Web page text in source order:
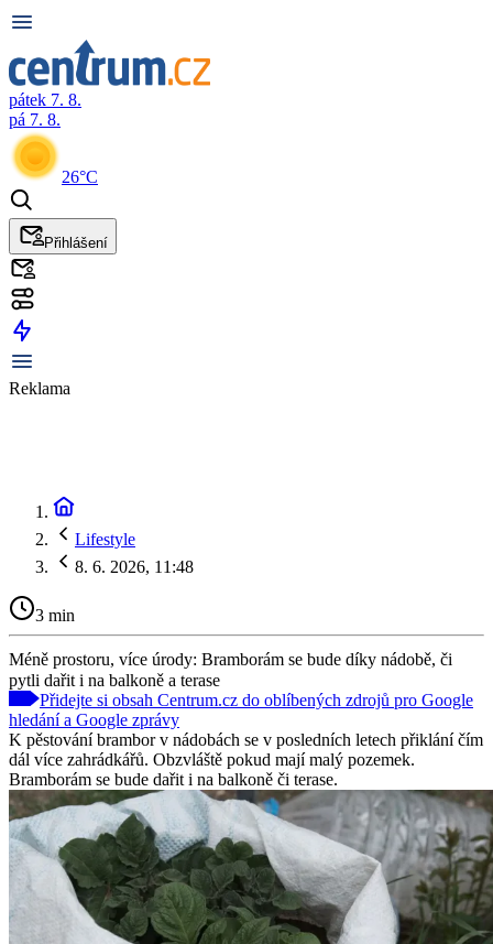
pátek 7. 8.
pá 7. 8.
26°C
Přihlášení
Reklama
Lifestyle
8. 6. 2026, 11:48
3 min
Méně prostoru, více úrody: Bramborám se bude díky nádobě, či
pytli dařit i na balkoně a terase
Přidejte si obsah Centrum.cz do oblíbených zdrojů pro Google
hledání a Google zprávy
K pěstování brambor v nádobách se v posledních letech přiklání čím
dál více zahrádkářů. Obzvláště pokud mají malý pozemek.
Bramborám se bude dařit i na balkoně či terase.